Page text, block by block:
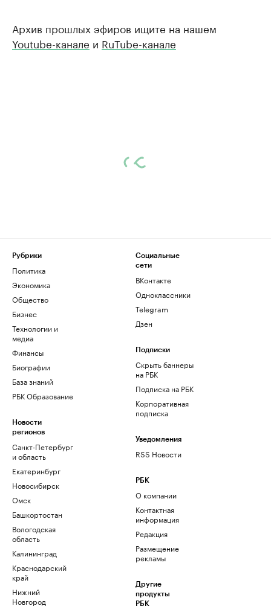
Архив прошлых эфиров ищите на нашем
Youtube-канале и RuTube-канале
Рубрики
Политика
Экономика
Общество
Бизнес
Технологии и
медиа
Финансы
Биографии
База знаний
РБК Образование
Новости
регионов
Санкт-Петербург
и область
Екатеринбург
Новосибирск
Омск
Башкортостан
Вологодская
область
Калининград
Краснодарский
край
Нижний
Новгород
Социальные
сети
ВКонтакте
Одноклассники
Telegram
Дзен
Подписки
Скрыть баннеры
на РБК
Подписка на РБК
Корпоративная
подписка
Уведомления
RSS Новости
РБК
О компании
Контактная
информация
Редакция
Размещение
рекламы
Другие
продукты
РБК